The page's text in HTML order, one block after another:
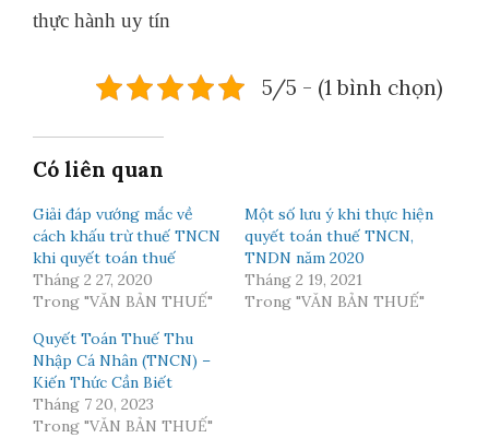
thực hành uy tín
5/5 - (1 bình chọn)
Có liên quan
Giải đáp vướng mắc về
cách khấu trừ thuế TNCN
khi quyết toán thuế
Tháng 2 27, 2020
Trong "VĂN BẢN THUẾ"
Một số lưu ý khi thực hiện
quyết toán thuế TNCN,
TNDN năm 2020
Tháng 2 19, 2021
Trong "VĂN BẢN THUẾ"
Quyết Toán Thuế Thu
Nhập Cá Nhân (TNCN) –
Kiến Thức Cần Biết
Tháng 7 20, 2023
Trong "VĂN BẢN THUẾ"